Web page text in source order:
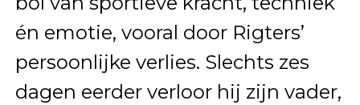
én emotie, vooral door Rigters’
persoonlijke verlies. Slechts zes
dagen eerder verloor hij zijn vader,